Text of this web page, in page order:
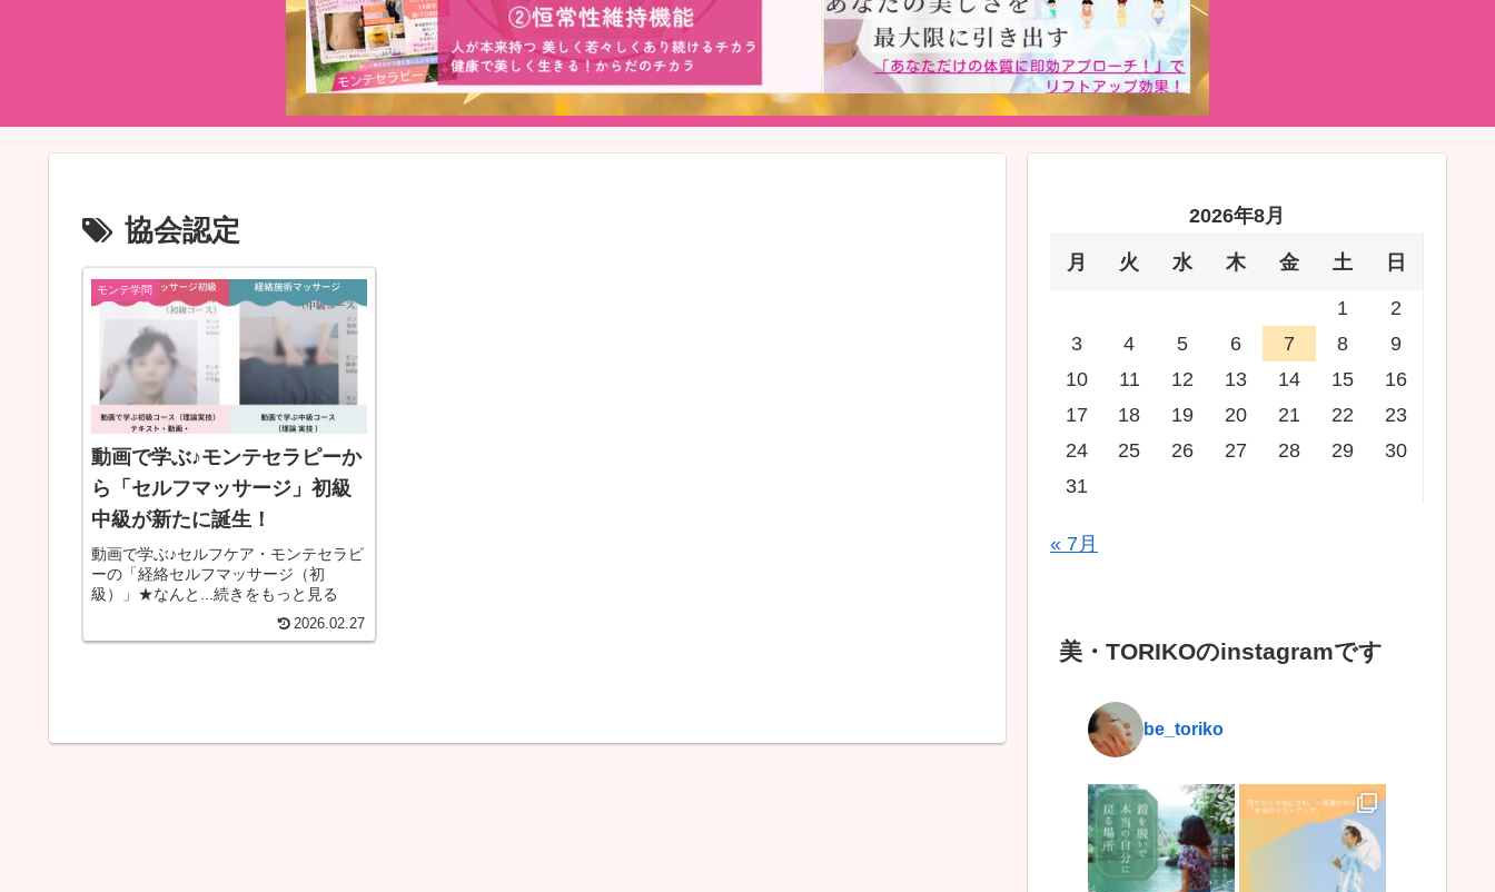
協会認定
モンテ学問
動画で学ぶ♪モンテセラピーか
ら「セルフマッサージ」初級
中級が新たに誕生！
動画で学ぶ♪セルフケア・モンテセラピ
ーの「経絡セルフマッサージ（初
級）」★なんと...続きをもっと見る
2026.02.27
2026年8月
月 火 水 木 金 土 日
1
2
3
4 5 6 7 8
9
10
11 12 13 14 15
16
17
18 19 20 21 22
23
24
25 26 27 28 29
30
31
« 7月
美・TORIKOのinstagramです
be_toriko